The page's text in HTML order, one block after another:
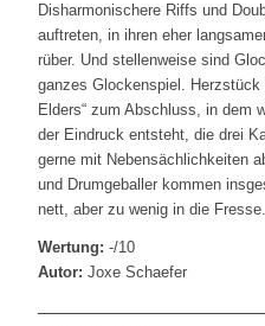
Disharmonischere Riffs und
auftreten, in ihren eher
rüber. Und stellenweise sind
ganzes Glockenspiel.
Elders“ zum Abschluss, in dem
der Eindruck entsteht, die drei
gerne mit Nebensächlichkeiten
und Drumgeballer kommen
nett, aber zu wenig in die Fresse.
Wertung: -/10
Autor: Joxe Schaefer